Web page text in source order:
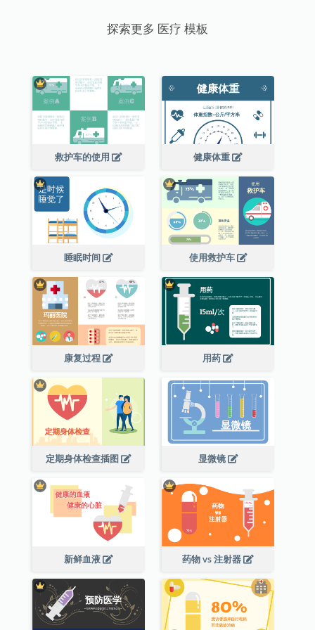
探索更多 医疗 模板
救护车的使用 健康体重
睡眠时间 使用救护车
康复过程 用药
定期身体检查插图 显微镜
新鲜血液 药物 vs 注射器